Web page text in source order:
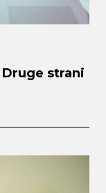
strani